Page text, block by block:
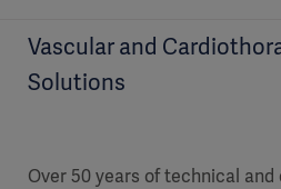
Vascular and
Solutions
Over 50 years of technical